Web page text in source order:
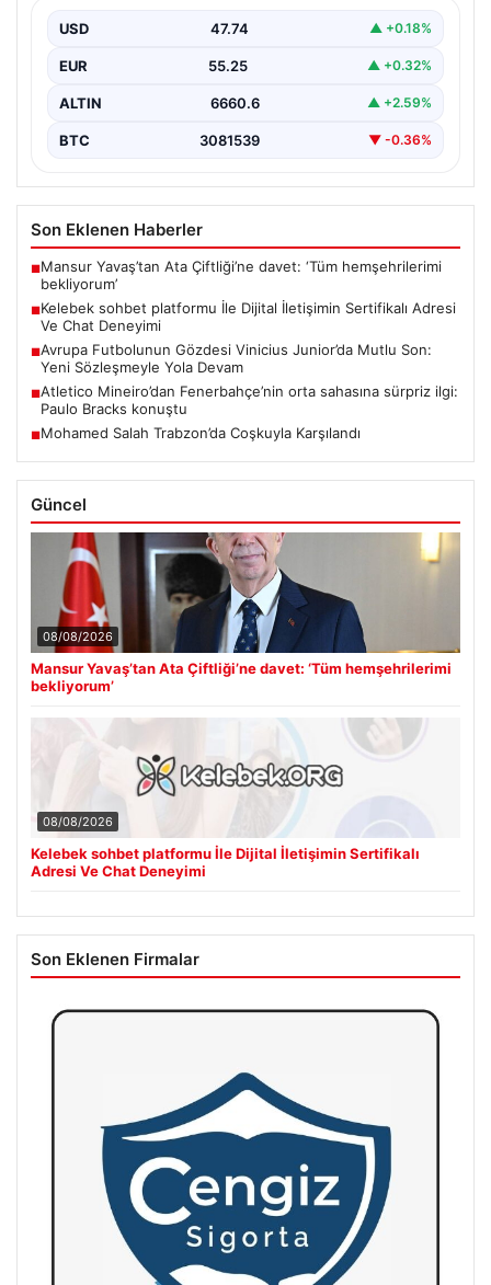
Sanal ortamında kullanıcıların güvenli bir biçimde iletişim
USD 47.74 ▲ +0.18%
EUR 55.25 ▲ +0.32%
ALTIN 6660.6 ▲ +2.59%
BTC 3081539 ▼ -0.36%
Son Eklenen Haberler
■Mansur Yavaş’tan Ata Çiftliği’ne davet: ‘Tüm hemşehrilerimi
bekliyorum’
■Kelebek sohbet platformu İle Dijital İletişimin Sertifikalı Adresi
Ve Chat Deneyimi
■Avrupa Futbolunun Gözdesi Vinicius Junior’da Mutlu Son:
Yeni Sözleşmeyle Yola Devam
■Atletico Mineiro’dan Fenerbahçe’nin orta sahasına sürpriz ilgi:
Paulo Bracks konuştu
■Mohamed Salah Trabzon’da Coşkuyla Karşılandı
Güncel
08/08/2026
Mansur Yavaş’tan Ata Çiftliği’ne davet: ‘Tüm hemşehrilerimi
bekliyorum’
08/08/2026
Kelebek sohbet platformu İle Dijital İletişimin Sertifikalı
Adresi Ve Chat Deneyimi
Son Eklenen Firmalar